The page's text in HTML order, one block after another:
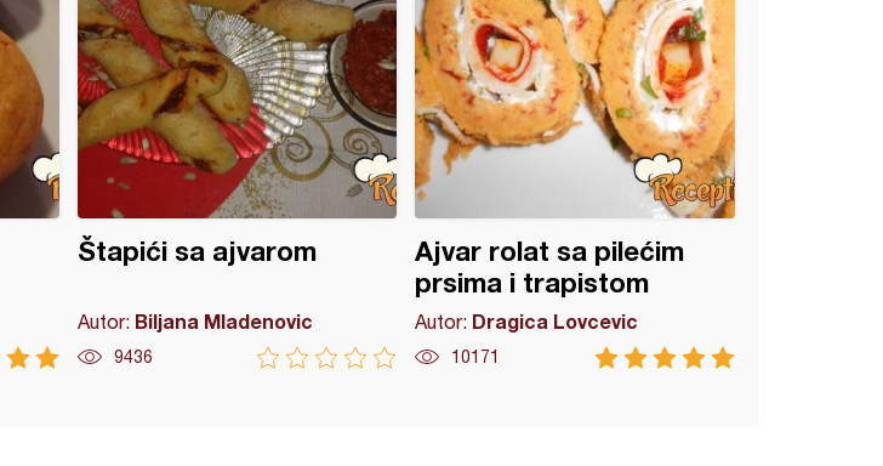
Štapići sa ajvarom
Autor: Biljana Mladenovic
9436
Ajvar rolat sa pilećim
prsima i trapistom
Autor: Dragica Lovcevic
10171